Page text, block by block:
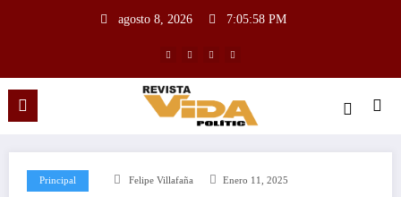
agosto 8, 2026 7:05:59 PM
Principal Felipe Villafaña Enero 11, 2025